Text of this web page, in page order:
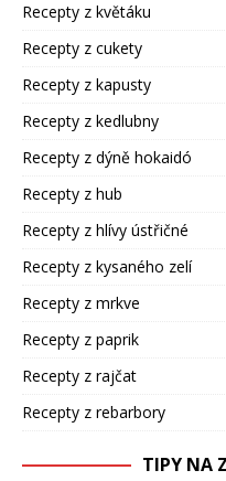
Recepty z květáku
Recepty z cukety
Recepty z kapusty
Recepty z kedlubny
Recepty z dýně hokaidó
Recepty z hub
Recepty z hlívy ústřičné
Recepty z kysaného zelí
Recepty z mrkve
Recepty z paprik
Recepty z rajčat
Recepty z rebarbory
TIPY NA